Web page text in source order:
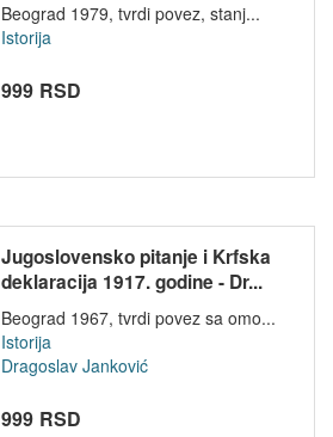
Beograd 1979, tvrdi povez, stanj...
Istorija
999 RSD
Jugoslovensko pitanje i Krfska
deklaracija 1917. godine - Dr...
Beograd 1967, tvrdi povez sa omo...
Istorija
Dragoslav Janković
999 RSD